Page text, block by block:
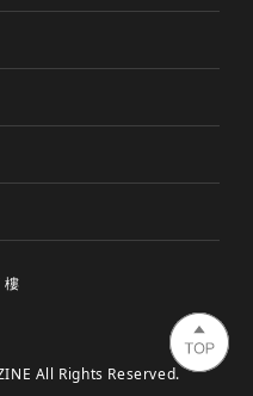
樓
All Rights Reserved.